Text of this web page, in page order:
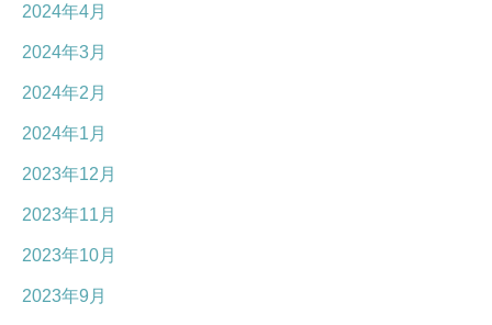
2024年4月
2024年3月
2024年2月
2024年1月
2023年12月
2023年11月
2023年10月
2023年9月